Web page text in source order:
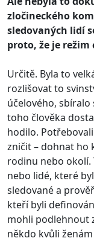
zločineckého
sledovaných lidí
proto, že je
Určitě. Byla to
rozlišovat to
účelového,
toho člověka
hodilo.
zničit – dohnat ho
rodinu nebo okolí.
nebo lidé, které
sledované a
kteří byli
mohli podlehnout
někdo kvůli